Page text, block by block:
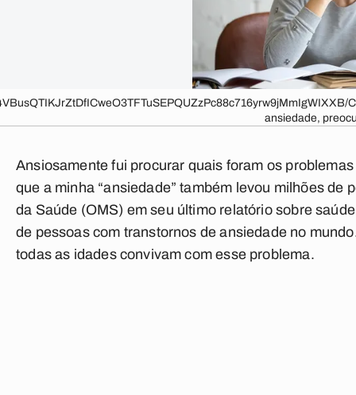
ansiedade,
Ansiosamente fui procurar quais foram os
que a minha “ansiedade” também levou milhões de
da Saúde (OMS) em seu último relatório sobre
de pessoas com transtornos de ansiedade no
todas as idades convivam com esse problema.